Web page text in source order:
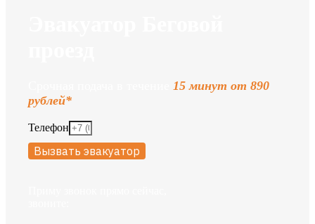
15 минут от 890
рублей*
Телефон
Вызвать эвакуатор